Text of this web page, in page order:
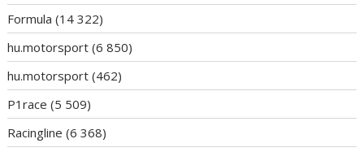
Formula (14 322)
hu.motorsport (6 850)
hu.motorsport (462)
P1race (5 509)
Racingline (6 368)